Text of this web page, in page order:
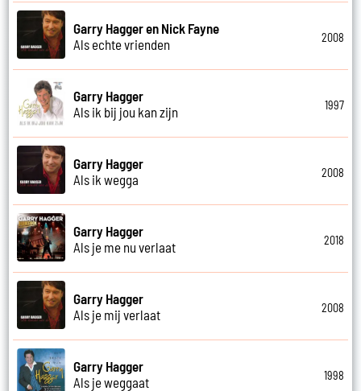
Garry Hagger en Nick Fayne
Als echte vrienden
2008
Garry Hagger
Als ik bij jou kan zijn
1997
Garry Hagger
Als ik wegga
2008
Garry Hagger
Als je me nu verlaat
2018
Garry Hagger
Als je mij verlaat
2008
Garry Hagger
Als je weggaat
1998